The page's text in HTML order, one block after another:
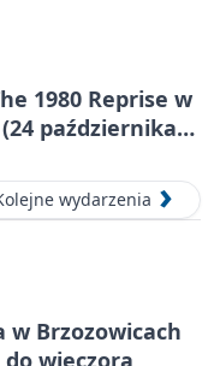
1980 Reprise w
października
wydarzenia
w Brzozowicach